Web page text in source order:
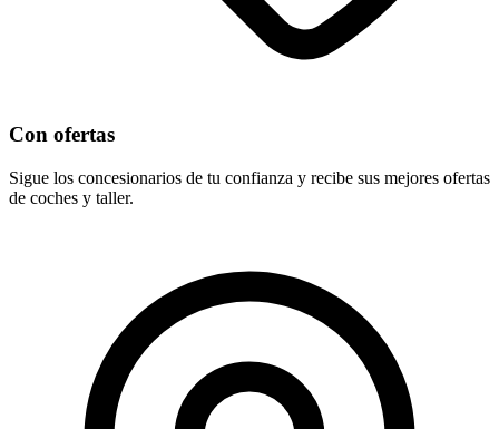
Con ofertas
Sigue los concesionarios de tu confianza y recibe sus mejores ofertas
de coches y taller.